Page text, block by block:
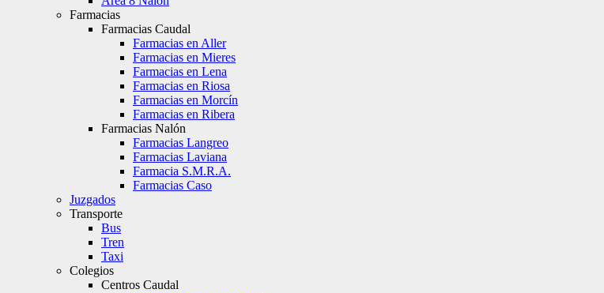
Farmacias
Farmacias Caudal
Farmacias en Aller
Farmacias en Mieres
Farmacias en Lena
Farmacias en Riosa
Farmacias en Morcín
Farmacias en Ribera
Farmacias Nalón
Farmacias Langreo
Farmacias Laviana
Farmacia S.M.R.A.
Farmacias Caso
Juzgados
Transporte
Bus
Tren
Taxi
Colegios
Centros Caudal